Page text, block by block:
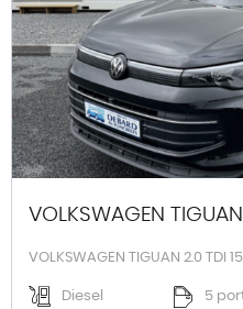
VOLKSWAGEN TIGUAN
VOLKSWAGEN TIGUAN 2.0 TDI
Diesel 5